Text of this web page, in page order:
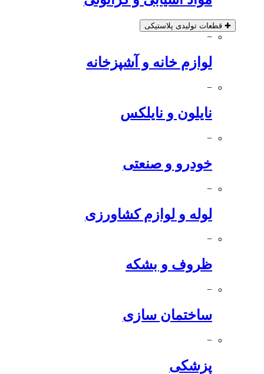
✚ قطعات تولیدی پلاستیکی
−
لوازم خانه و آشپزخانه
−
نایلون و نایلکس
−
خودرو و صنعتی
−
لوله و لوازم کشاورزی
−
ظروف و بشکه
−
ساختمان سازی
−
پزشکی